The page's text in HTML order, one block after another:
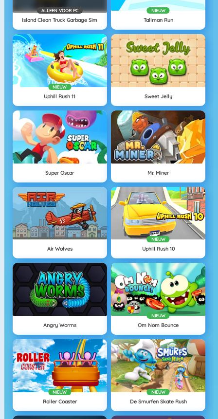
ALLEEN VOOR PC
Island Clean Truck Garbage Sim
NIEUW
Tallman Run
NIEUW
Uphill Rush 11 Sweet Jelly
Super Oscar Mr. Miner
Air Wolves
NIEUW
Uphill Rush 10
Angry Worms
NIEUW
Om Nom Bounce
NIEUW
Roller Coaster
NIEUW
De Smurfen Skate Rush